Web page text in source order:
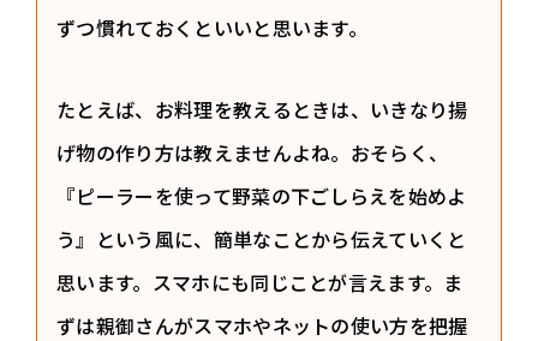
ずつ慣れておくといいと思います。
たとえば、お料理を教えるときは、いきなり揚
げ物の作り方は教えませんよね。おそらく、
『ピーラーを使って野菜の下ごしらえを始めよ
う』という風に、簡単なことから伝えていくと
思います。スマホにも同じことが言えます。ま
ずは親御さんがスマホやネットの使い方を把握